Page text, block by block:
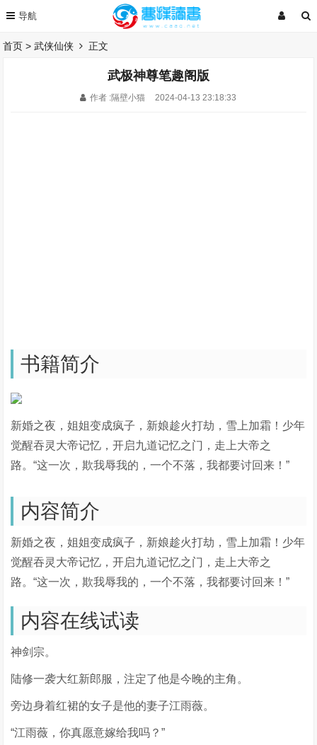
首页 >武侠仙侠 正文
武极神尊笔趣阁版
作者 :隔壁小猫 2024-04-13 23:18:33
书籍简介
新婚之夜，姐姐变成疯子，新娘趁火打劫，雪上加霜！少年
觉醒吞灵大帝记忆，开启九道记忆之门，走上大帝之
路。“这一次，欺我辱我的，一个不落，我都要讨回来！”
内容简介
新婚之夜，姐姐变成疯子，新娘趁火打劫，雪上加霜！少年
觉醒吞灵大帝记忆，开启九道记忆之门，走上大帝之
路。“这一次，欺我辱我的，一个不落，我都要讨回来！”
内容在线试读
神剑宗。
陆修一袭大红新郎服，注定了他是今晚的主角。
旁边身着红裙的女子是他的妻子江雨薇。
“江雨薇，你真愿意嫁给我吗？”